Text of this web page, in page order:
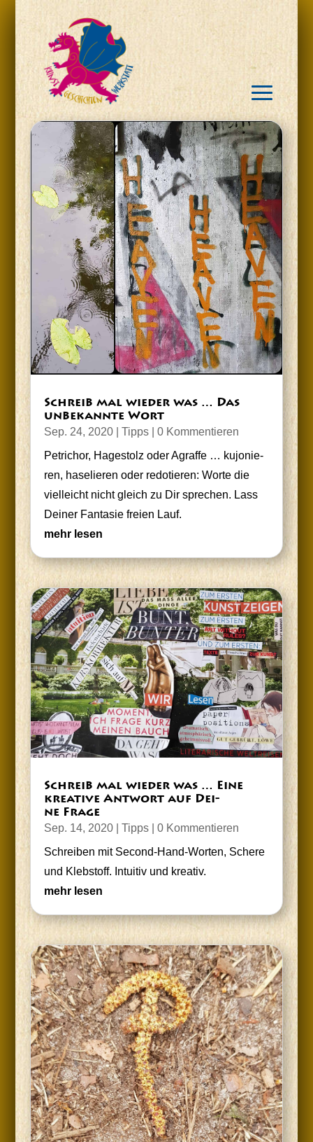
Schreib mal wie­der was … Das
unbe­kann­te Wort
Sep. 24, 2020| Tipps| 0 Kommentieren
Petrichor, Hage­stolz oder Agraf­fe … kujo­nie­
ren, hase­lie­ren oder redo­tie­ren: Wor­te die
viel­leicht nicht gleich zu Dir spre­chen. Lass
Dei­ner Fan­ta­sie frei­en Lauf.
mehr lesen
Schreib mal wie­der was … Eine
krea­ti­ve Ant­wort auf Dei­
ne Frage
Sep. 14, 2020| Tipps| 0 Kommentieren
Schrei­ben mit Second-Hand-Wor­ten, Sche­re
und Kleb­stoff. Intui­tiv und kreativ.
mehr lesen